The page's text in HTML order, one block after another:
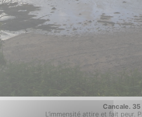
Cancale. 35
L’immensité attire et fait peur.